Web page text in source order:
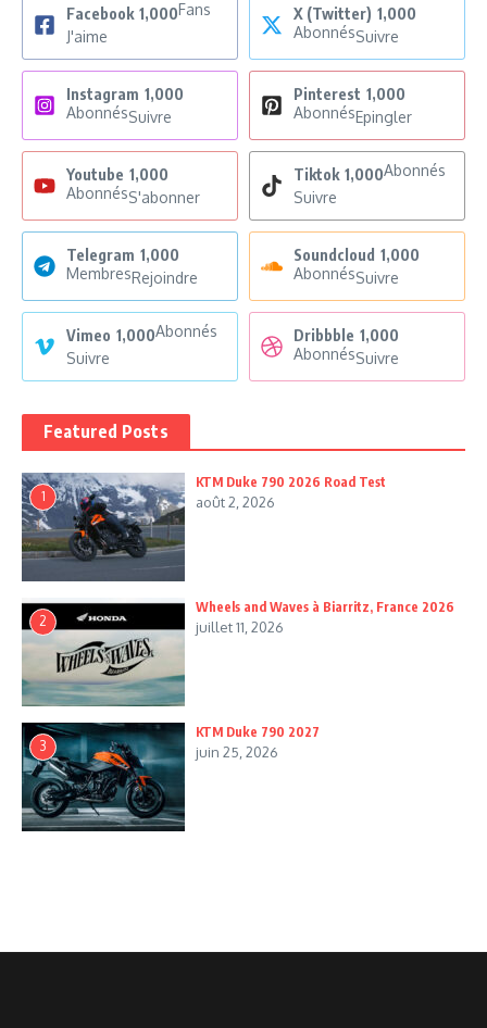
Facebook 1,000Fans
J'aime
X (Twitter) 1,000
AbonnésSuivre
Instagram 1,000
AbonnésSuivre
Pinterest 1,000
AbonnésEpingler
Youtube 1,000
AbonnésS'abonner
Tiktok 1,000Abonnés
Suivre
Telegram 1,000
MembresRejoindre
Soundcloud 1,000
AbonnésSuivre
Vimeo 1,000Abonnés
Suivre
Dribbble 1,000
AbonnésSuivre
Featured Posts
1
KTM Duke 790 2026 Road Test
août 2, 2026
2
Wheels and Waves à Biarritz, France 2026
juillet 11, 2026
3
KTM Duke 790 2027
juin 25, 2026